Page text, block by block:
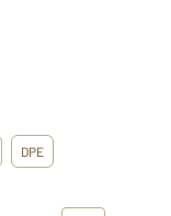
DPE